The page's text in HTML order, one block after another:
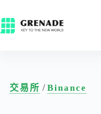
交易所 /Binance